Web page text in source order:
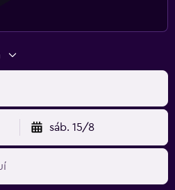
sáb. 15/8